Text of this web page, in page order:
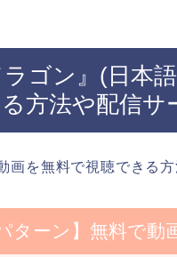
ゴン』(日本
方法や配信サ
画を無料で視聴できる方
ターン】無料で動